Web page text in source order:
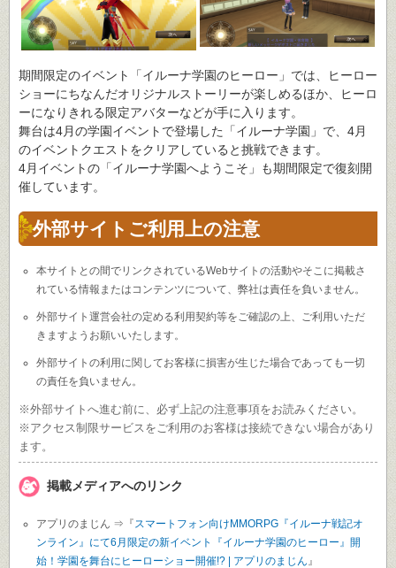
期間限定のイベント「イルーナ学園のヒーロー」では、ヒーロー
ショーにちなんだオリジナルストーリーが楽しめるほか、ヒーロ
ーになりきれる限定アバターなどが手に入ります。
舞台は4月の学園イベントで登場した「イルーナ学園」で、4月
のイベントクエストをクリアしていると挑戦できます。
4月イベントの「イルーナ学園へようこそ」も期間限定で復刻開
催しています。
外部サイトご利用上の注意
本サイトとの間でリンクされているWebサイトの活動やそこに掲載さ
れている情報またはコンテンツについて、弊社は責任を負いません。
外部サイト運営会社の定める利用契約等をご確認の上、ご利用いただ
きますようお願いいたします。
外部サイトの利用に関してお客様に損害が生じた場合であっても一切
の責任を負いません。
※外部サイトへ進む前に、必ず上記の注意事項をお読みください。
※アクセス制限サービスをご利用のお客様は接続できない場合があり
ます。
掲載メディアへのリンク
アプリのまじん ⇒『 スマートフォン向けMMORPG『イルーナ戦記オ
ンライン』にて6月限定の新イベント『イルーナ学園のヒーロー』開
始！学園を舞台にヒーローショー開催!? | アプリのまじん 』